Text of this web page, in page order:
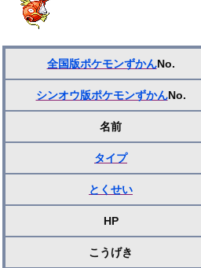
全国版ポケモンずかんNo.
シンオウ版ポケモンずかんNo.
名前
タイプ
とくせい
HP
こうげき